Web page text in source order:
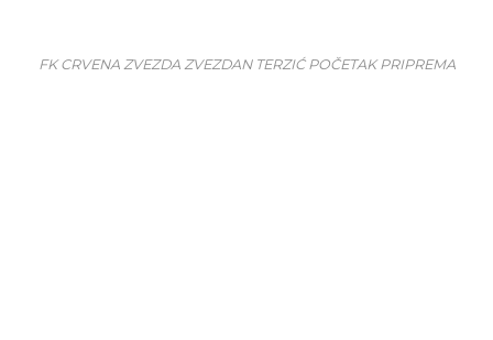
FK CRVENA ZVEZDA ZVEZDAN TERZIĆ POČETAK PRIPREMA